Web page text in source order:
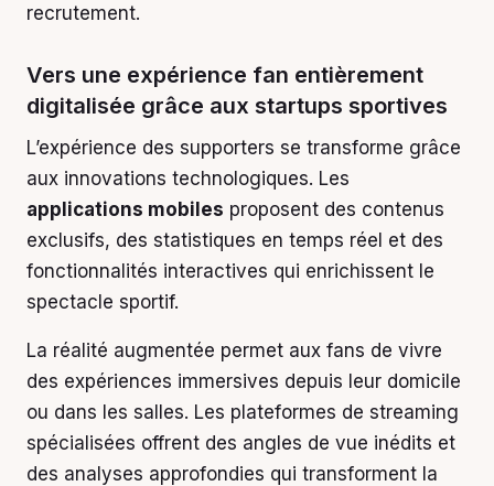
recrutement.
Vers une expérience fan entièrement
digitalisée grâce aux startups sportives
L’expérience des supporters se transforme grâce
aux innovations technologiques. Les
applications mobiles proposent des contenus
exclusifs, des statistiques en temps réel et des
fonctionnalités interactives qui enrichissent le
spectacle sportif.
La réalité augmentée permet aux fans de vivre
des expériences immersives depuis leur domicile
ou dans les salles. Les plateformes de streaming
spécialisées offrent des angles de vue inédits et
des analyses approfondies qui transforment la